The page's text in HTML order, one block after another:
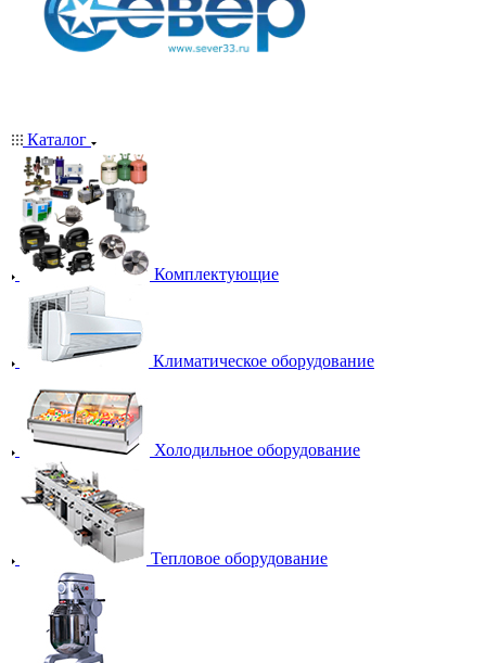
Каталог
Комплектующие
Климатическое оборудование
Холодильное оборудование
Тепловое оборудование